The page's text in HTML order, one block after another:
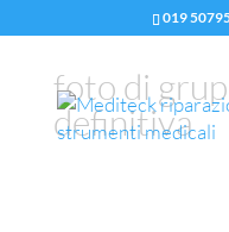
019
foto di
definitiva